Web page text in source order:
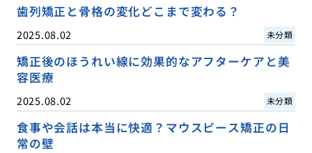
歯列矯正と骨格の変化どこまで変わる？
2025.08.02 未分類
矯正後のほうれい線に効果的なアフターケアと美
容医療
2025.08.02 未分類
食事や会話は本当に快適？マウスピース矯正の日
常の壁